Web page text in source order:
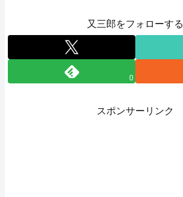
又三郎をフォローする
0
スポンサーリンク